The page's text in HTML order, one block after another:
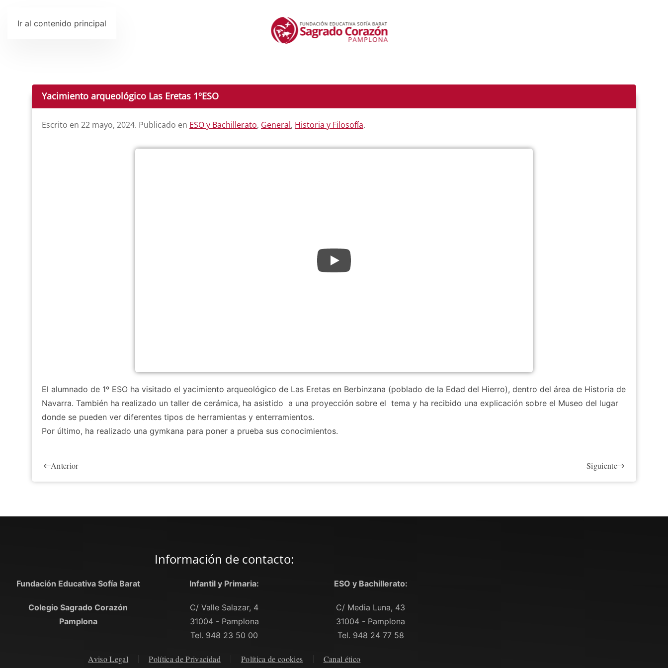
Ir al contenido principal
Yacimiento arqueológico Las Eretas 1ºESO
Escrito en 22 mayo, 2024. Publicado en ESO y Bachillerato, General, Historia y Filosofía.
El alumnado de 1º ESO ha visitado el yacimiento arqueológico de Las Eretas en Berbinzana (poblado de la Edad del Hierro), dentro del área de Historia de
Navarra. También ha realizado un taller de cerámica, ha asistido a una proyección sobre el tema y ha recibido una explicación sobre el Museo del lugar
donde se pueden ver diferentes tipos de herramientas y enterramientos.
Por último, ha realizado una gymkana para poner a prueba sus conocimientos.
Anterior Siguiente
Información de contacto:
Fundación Educativa Sofía Barat
Colegio Sagrado Corazón
Pamplona
Infantil y Primaria:
C/ Valle Salazar, 4
31004 - Pamplona
Tel. 948 23 50 00
ESO y Bachillerato:
C/ Media Luna, 43
31004 - Pamplona
Tel. 948 24 77 58
Aviso Legal Política de Privacidad Política de cookies Canal ético